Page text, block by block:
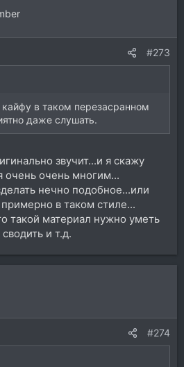
#273
в таком перезасранном
даже слушать.
звучит...и я скажу
очень очень многим...
нечно подобное...или
в таком стиле...
такой материал нужно уметь
и т.д.
#274